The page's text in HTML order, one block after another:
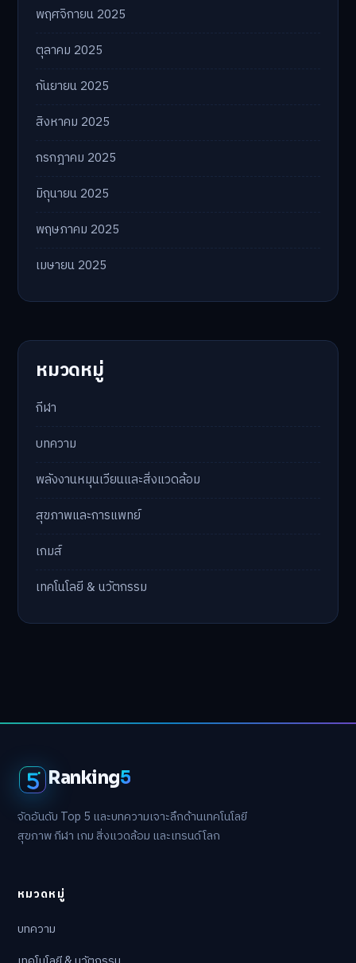
พฤศจิกายน 2025
ตุลาคม 2025
กันยายน 2025
สิงหาคม 2025
กรกฎาคม 2025
มิถุนายน 2025
พฤษภาคม 2025
เมษายน 2025
หมวดหมู่
กีฬา
บทความ
พลังงานหมุนเวียนและสิ่งแวดล้อม
สุขภาพและการแพทย์
เกมส์
เทคโนโลยี & นวัตกรรม
Ranking5
จัดอันดับ Top 5 และบทความเจาะลึกด้านเทคโนโลยี
สุขภาพ กีฬา เกม สิ่งแวดล้อม และเทรนด์โลก
หมวดหมู่
บทความ